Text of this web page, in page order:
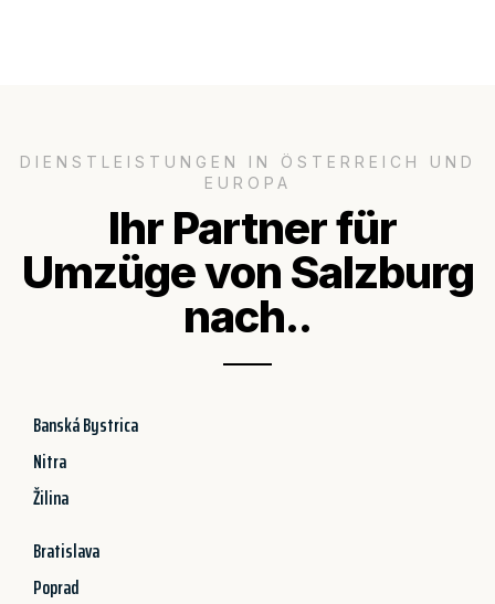
DIENSTLEISTUNGEN IN ÖSTERREICH UND
EUROPA
Ihr Partner für
Umzüge von Salzburg
nach..
Banská Bystrica
Nitra
Žilina
Bratislava
Poprad